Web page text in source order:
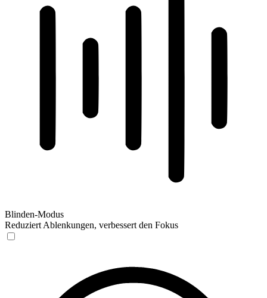
Blinden-Modus
Reduziert Ablenkungen, verbessert den Fokus